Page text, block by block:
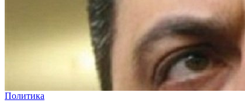
Политика